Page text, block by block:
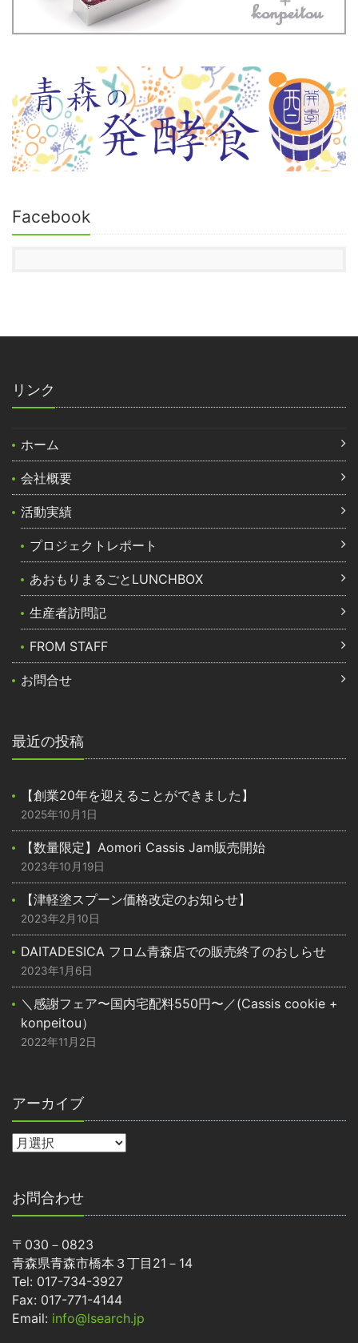
Facebook
リンク
ホーム
会社概要
活動実績
プロジェクトレポート
あおもりまるごとLUNCHBOX
生産者訪問記
FROM STAFF
お問合せ
最近の投稿
【創業20年を迎えることができました】
2025年10月1日
【数量限定】Aomori Cassis Jam販売開始
2023年10月19日
【津軽塗スプーン価格改定のお知らせ】
2023年2月10日
DAITADESICA フロム青森店での販売終了のおしらせ
2023年1月6日
＼感謝フェア〜国内宅配料550円〜／(Cassis cookie +
konpeitou）
2022年11月2日
アーカイブ
お問合わせ
〒030－0823
青森県青森市橋本３丁目21－14
Tel: 017-734-3927
Fax: 017-771-4144
Email: info@lsearch.jp